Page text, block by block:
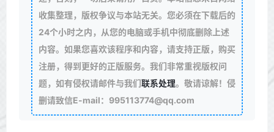
收集整理，版权争议与本站无关。您必须在下载后的
24个小时之内，从您的电脑或手机中彻底删除上述
内容。如果您喜欢该程序和内容，请支持正版，购买
注册，得到更好的正版服务。我们非常重视版权问
题，如有侵权请邮件与我们联系处理。敬请谅解！侵
删请致信E-mail：995113774@qq.com